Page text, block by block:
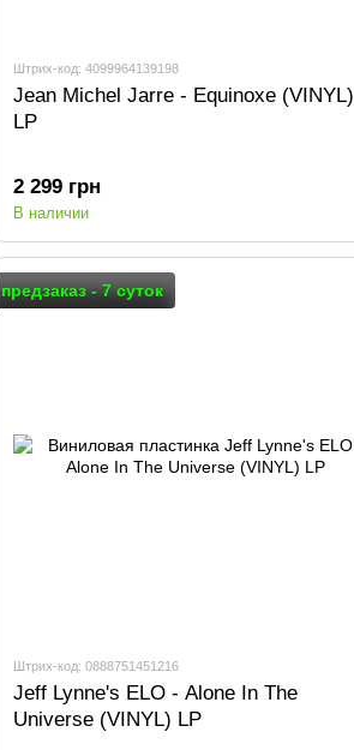
Штрих-код: 4099964139198
Jean Michel Jarre - Equinoxe (VINYL)
LP
2 299 грн
В наличии
предзаказ - 7 суток
Штрих-код: 0888751451216
Jeff Lynne's ELO - Alone In The
Universe (VINYL) LP